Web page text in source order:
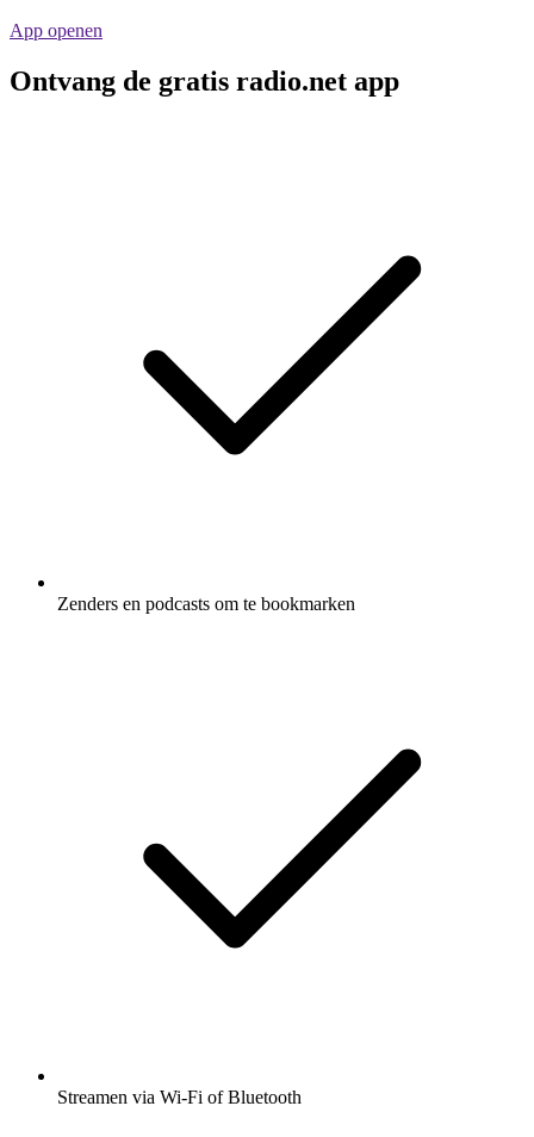
App openen
Ontvang de gratis radio.net app
Zenders en podcasts om te bookmarken
Streamen via Wi-Fi of Bluetooth